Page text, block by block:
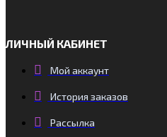
ЛИЧНЫЙ КАБИНЕТ
Мой аккаунт
История заказов
Рассылка